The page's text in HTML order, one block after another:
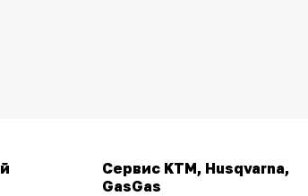
Сервис KTM, Husqvarna,
GasGas